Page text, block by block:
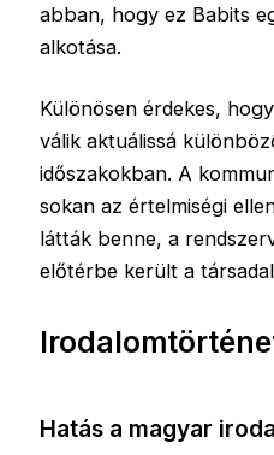
abban, hogy ez Babits
alkotása.
Különösen érdekes,
válik aktuálissá
időszakokban. A
sokan az értelmiségi
látták benne, a
előtérbe került a
Hatás a magyar